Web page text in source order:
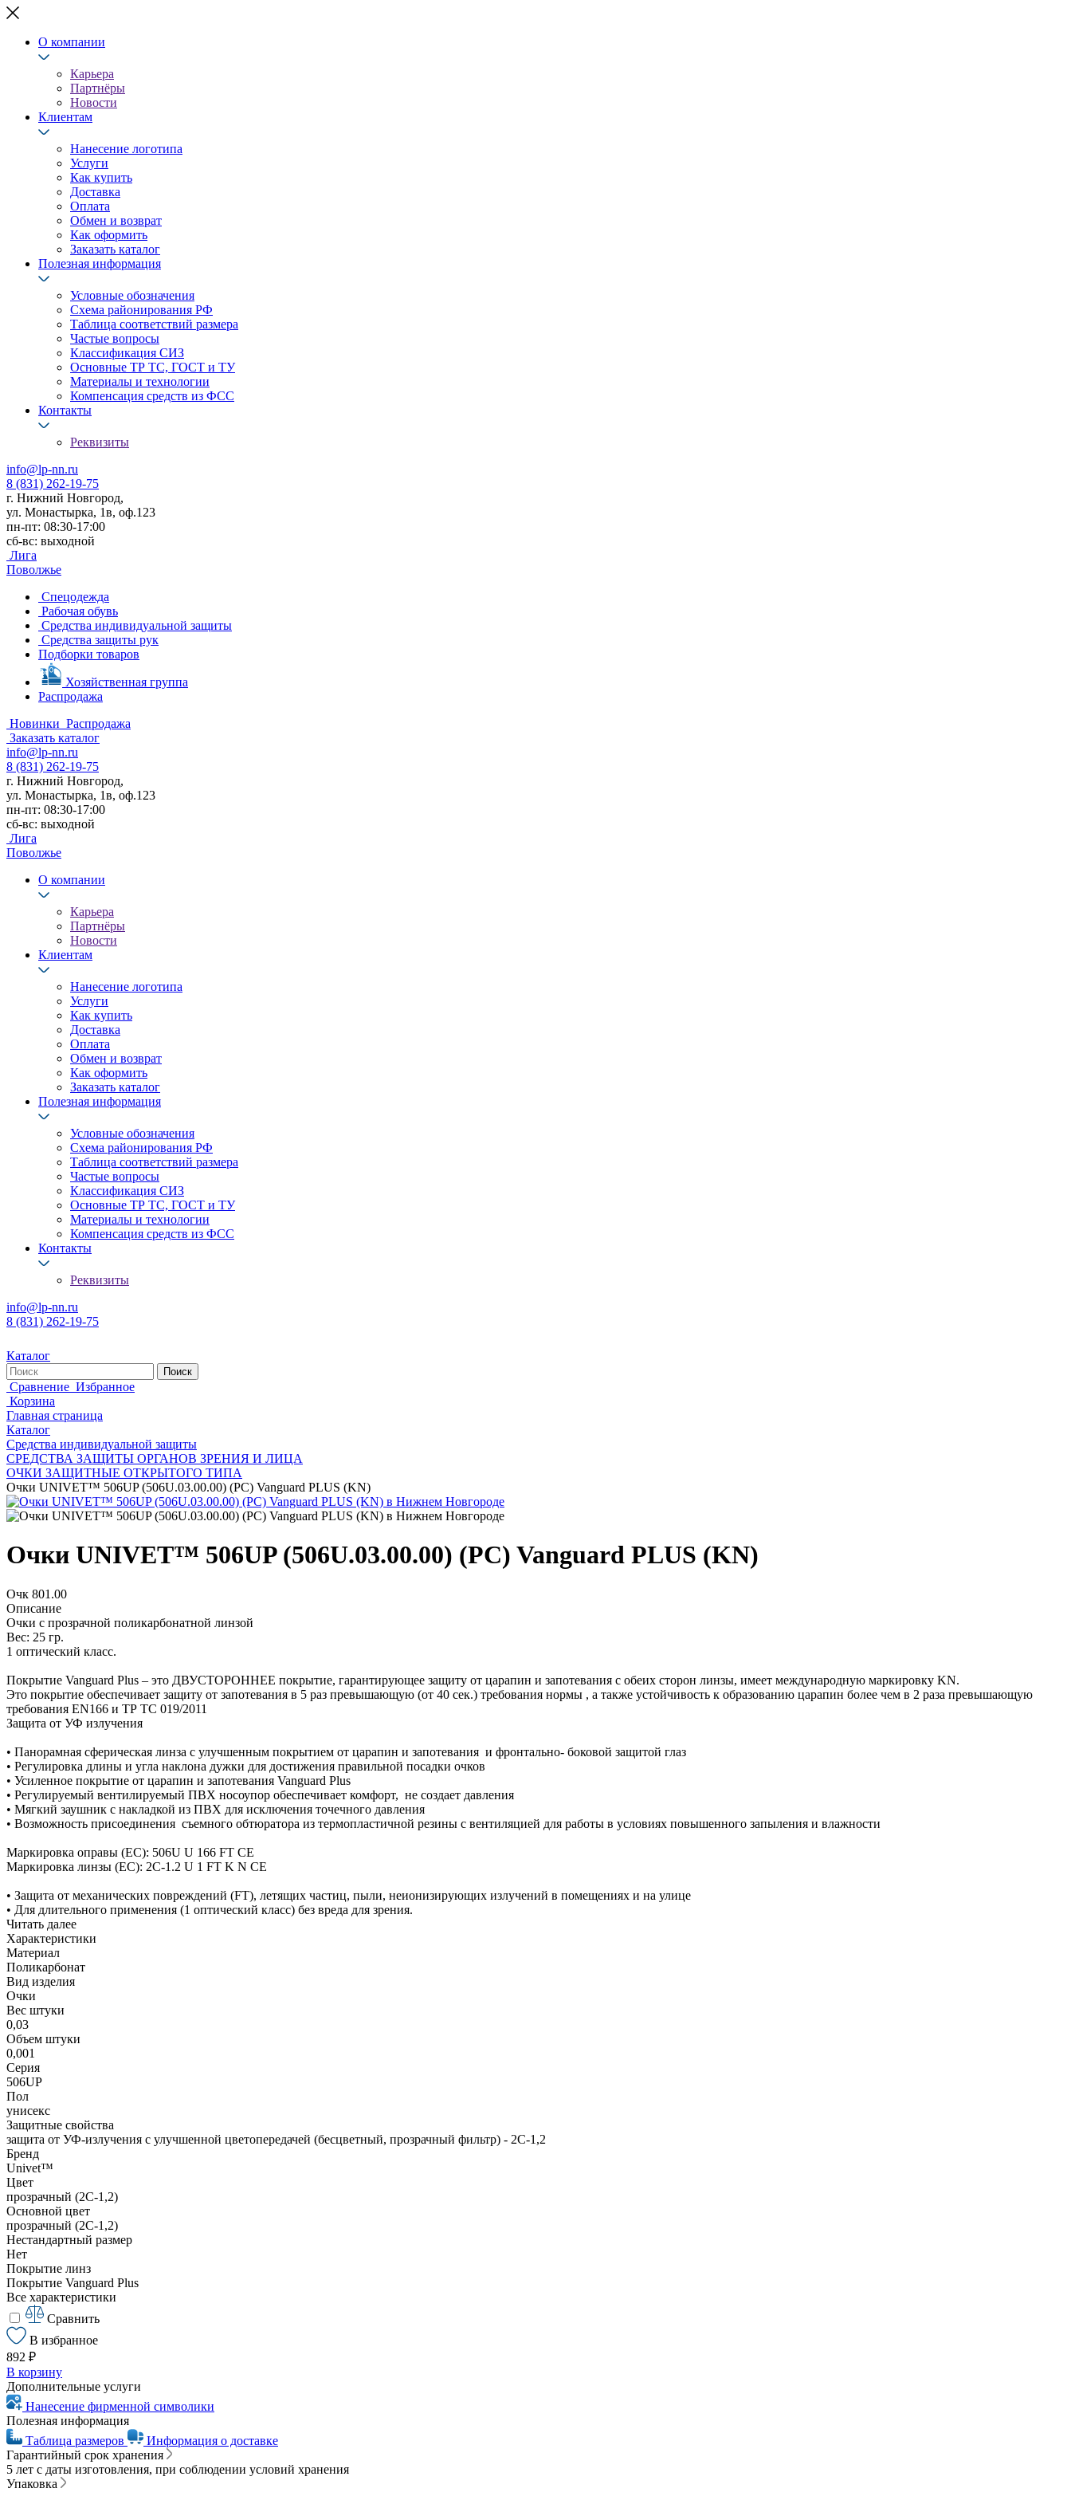
О компании
Карьера
Партнёры
Новости
Клиентам
Нанесение логотипа
Услуги
Как купить
Доставка
Оплата
Обмен и возврат
Как оформить
Заказать каталог
Полезная информация
Условные обозначения
Схема районирования РФ
Таблица соответствий размера
Частые вопросы
Классификация СИЗ
Основные ТР ТС, ГОСТ и ТУ
Материалы и технологии
Компенсация средств из ФСС
Контакты
Реквизиты
info@lp-nn.ru
8 (831) 262-19-75
г. Нижний Новгород,
ул. Монастырка, 1в, оф.123
пн-пт: 08:30-17:00
сб-вс: выходной
Лига
Поволжье
Спецодежда
Рабочая обувь
Средства индивидуальной защиты
Средства защиты рук
Подборки товаров
Хозяйственная группа
Распродажа
Новинки Распродажа
Заказать каталог
info@lp-nn.ru
8 (831) 262-19-75
г. Нижний Новгород,
ул. Монастырка, 1в, оф.123
пн-пт: 08:30-17:00
сб-вс: выходной
Лига
Поволжье
О компании
Карьера
Партнёры
Новости
Клиентам
Нанесение логотипа
Услуги
Как купить
Доставка
Оплата
Обмен и возврат
Как оформить
Заказать каталог
Полезная информация
Условные обозначения
Схема районирования РФ
Таблица соответствий размера
Частые вопросы
Классификация СИЗ
Основные ТР ТС, ГОСТ и ТУ
Материалы и технологии
Компенсация средств из ФСС
Контакты
Реквизиты
info@lp-nn.ru
8 (831) 262-19-75
Каталог
Сравнение Избранное
Корзина
Главная страница
Каталог
Средства индивидуальной защиты
СРЕДСТВА ЗАЩИТЫ ОРГАНОВ ЗРЕНИЯ И ЛИЦА
ОЧКИ ЗАЩИТНЫЕ ОТКРЫТОГО ТИПА
Очки UNIVET™ 506UP (506U.03.00.00) (РС) Vanguard PLUS (KN)
Очки UNIVET™ 506UP (506U.03.00.00) (РС) Vanguard PLUS (KN)
Очк 801.00
Описание
Очки с прозрачной поликарбонатной линзой
Вес: 25 гр.
1 оптический класс.
Покрытие Vanguard Plus – это ДВУСТОРОННЕЕ покрытие, гарантирующее защиту от царапин и запотевания с обеих сторон линзы, имеет международную маркировку KN.
Это покрытие обеспечивает защиту от запотевания в 5 раз превышающую (от 40 сек.) требования нормы , а также устойчивость к образованию царапин более чем в 2 раза превышающую
требования EN166 и ТР ТС 019/2011
Защита от УФ излучения
• Панорамная сферическая линза с улучшенным покрытием от царапин и запотевания и фронтально- боковой защитой глаз
• Регулировка длины и угла наклона дужки для достижения правильной посадки очков
• Усиленное покрытие от царапин и запотевания Vanguard Plus
• Регулируемый вентилируемый ПВХ носоупор обеспечивает комфорт, не создает давления
• Мягкий заушник с накладкой из ПВХ для исключения точечного давления
• Возможность присоединения съемного обтюратора из термопластичной резины с вентиляцией для работы в условиях повышенного запыления и влажности
Маркировка оправы (ЕС): 506U U 166 FT CE
Маркировка линзы (ЕС): 2C-1.2 U 1 FT K N CE
• Защита от механических повреждений (FT), летящих частиц, пыли, неионизирующих излучений в помещениях и на улице
• Для длительного применения (1 оптический класс) без вреда для зрения.
Читать далее
Характеристики
Материал
Поликарбонат
Вид изделия
Очки
Вес штуки
0,03
Объем штуки
0,001
Серия
506UP
Пол
унисекс
Защитные свойства
защита от УФ-излучения с улучшенной цветопередачей (бесцветный, прозрачный фильтр) - 2С-1,2
Бренд
Univet™
Цвет
прозрачный (2С-1,2)
Основной цвет
прозрачный (2С-1,2)
Нестандартный размер
Нет
Покрытие линз
Покрытие Vanguard Plus
Все характеристики
Сравнить
В избранное
892 ₽
В корзину
Дополнительные услуги
Нанесение фирменной символики
Полезная информация
Таблица размеров
Информация о доставке
Гарантийный срок хранения
5 лет с даты изготовления, при соблюдении условий хранения
Упаковка